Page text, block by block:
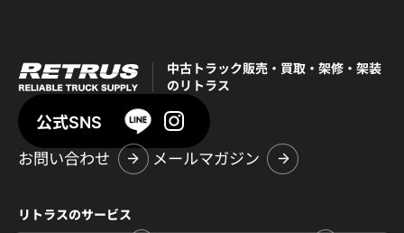
中古トラック販売・買取・架修・架装
のリトラス
公式SNS
お問い合わせ
メールマガジン
リトラスのサービス